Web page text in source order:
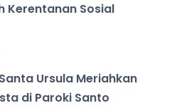
Kerentanan Sosial
Ursula Meriahkan
di Paroki Santo